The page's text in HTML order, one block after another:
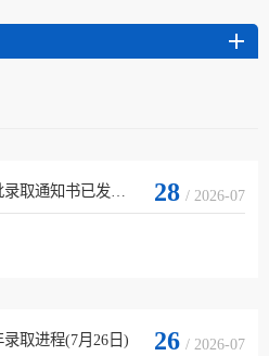
吉林师范大学博达学院第二批录取通知书已发出！ 28 / 2026-07
取进程(7月26日) 26 / 2026-07